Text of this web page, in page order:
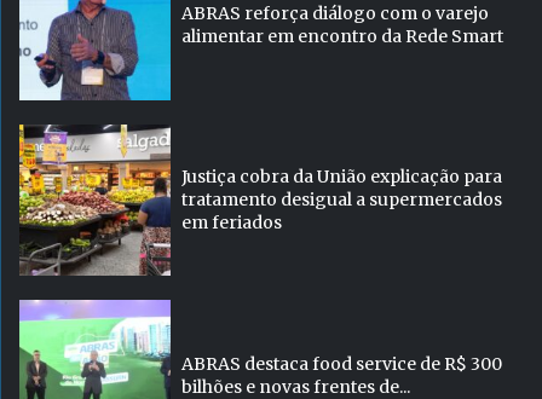
ABRAS reforça diálogo com o varejo
alimentar em encontro da Rede Smart
Justiça cobra da União explicação para
tratamento desigual a supermercados
em feriados
ABRAS destaca food service de R$ 300
bilhões e novas frentes de...